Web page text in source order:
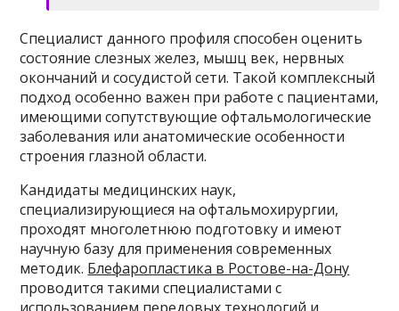
Специалист данного профиля способен оценить
состояние слезных желез, мышц век, нервных
окончаний и сосудистой сети. Такой комплексный
подход особенно важен при работе с пациентами,
имеющими сопутствующие офтальмологические
заболевания или анатомические особенности
строения глазной области.
Кандидаты медицинских наук,
специализирующиеся на офтальмохирургии,
проходят многолетнюю подготовку и имеют
научную базу для применения современных
методик. Блефаропластика в Ростове-на-Дону
проводится такими специалистами с